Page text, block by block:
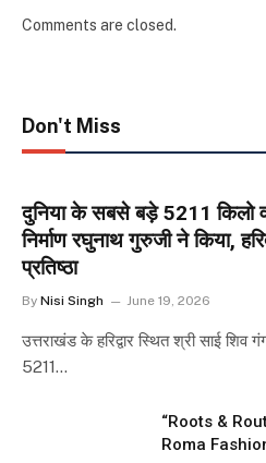
Comments are closed.
Don't Miss
दुनिया के सबसे बड़े 5211 किलो
निर्माण रघुनाथ गुरुजी ने किया,
प्रतिष्ठा
By Nisi Singh June 19, 2026
उत्तराखंड के हरिद्वार स्थित श्री साई शिव
5211…
“Roots &
Roma